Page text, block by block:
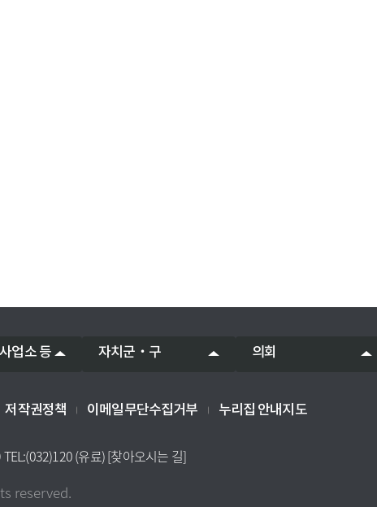
업소 등 자치군‧구 의회
저작권정책 이메일무단수집거부 누리집 안내지도
(유료) [찾아오시는 길]
reserved.